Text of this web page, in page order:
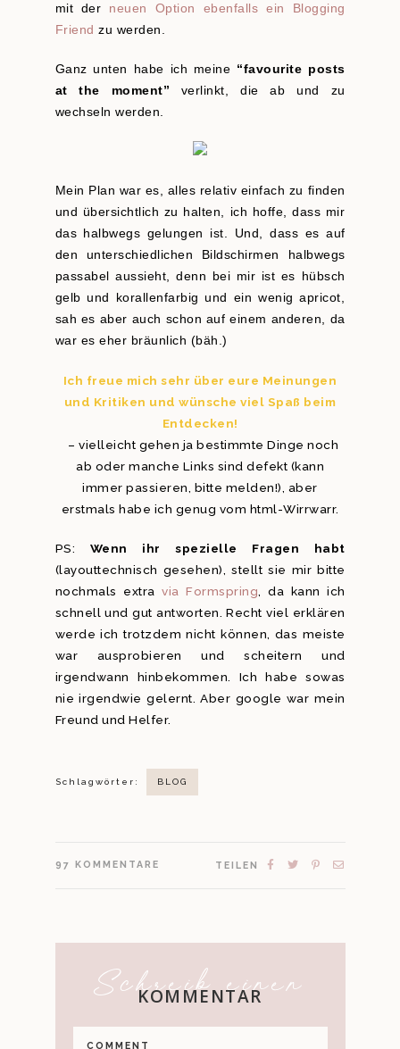
mit der neuen Option ebenfalls ein Blogging
Friend zu werden.
Ganz unten habe ich meine “favourite posts
at the moment” verlinkt, die ab und zu
wechseln werden.
Mein Plan war es, alles relativ einfach zu finden
und übersichtlich zu halten, ich hoffe, dass mir
das halbwegs gelungen ist. Und, dass es auf
den unterschiedlichen Bildschirmen halbwegs
passabel aussieht, denn bei mir ist es hübsch
gelb und korallenfarbig und ein wenig apricot,
sah es aber auch schon auf einem anderen, da
war es eher bräunlich (bäh.)
Ich freue mich sehr über eure Meinungen
und Kritiken und wünsche viel Spaß beim
Entdecken!
– vielleicht gehen ja bestimmte Dinge noch
ab oder manche Links sind defekt (kann
immer passieren, bitte melden!), aber
erstmals habe ich genug vom html-Wirrwarr.
PS: Wenn ihr spezielle Fragen habt
(layouttechnisch gesehen), stellt sie mir bitte
nochmals extra via Formspring , da kann ich
schnell und gut antworten. Recht viel erklären
werde ich trotzdem nicht können, das meiste
war ausprobieren und scheitern und
irgendwann hinbekommen. Ich habe sowas
nie irgendwie gelernt. Aber google war mein
Freund und Helfer.
Schlagwörter: BLOG
97 KOMMENTARE TEILEN
Schreib einen
KOMMENTAR